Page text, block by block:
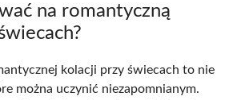
na romantyczną
kolacji przy świecach to nie
można uczynić niezapomnianym.